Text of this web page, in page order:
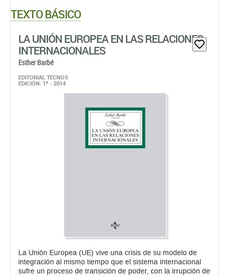
TEXTO BÁSICO
LA UNIÓN EUROPEA EN LAS RELACIONES
INTERNACIONALES
Esther Barbé
EDITORIAL TECNOS
EDICIÓN: 1ª - 2014
La Unión Europea (UE) vive una crisis de su modelo de
integración al mismo tiempo que el sistema internacional
sufre un proceso de transición de poder, con la irrupción de